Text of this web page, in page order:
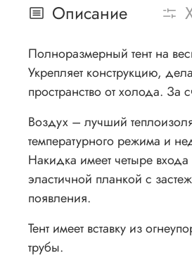
Описание
Полноразмерный тент на
Укрепляет конструкцию,
пространство от холода.
Воздух – лучший
температурного режима и
Накидка имеет четыре
эластичной планкой с
появления.
Тент имеет вставку из
трубы.